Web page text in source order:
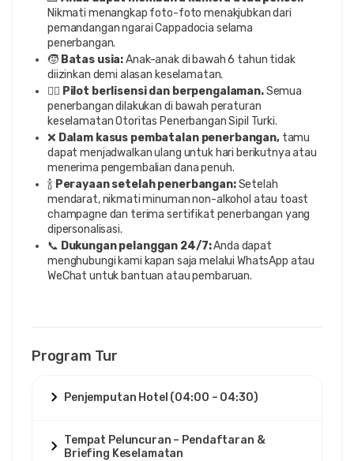
Nikmati menangkap foto-foto menakjubkan dari
pemandangan ngarai Cappadocia selama
penerbangan.
🧒 Batas usia:Anak-anak di bawah 6 tahun tidak
diizinkan demi alasan keselamatan.
🧑‍✈️ Pilot berlisensi dan berpengalaman.Semua
penerbangan dilakukan di bawah peraturan
keselamatan Otoritas Penerbangan Sipil Turki.
❌ Dalam kasus pembatalan penerbangan,tamu
dapat menjadwalkan ulang untuk hari berikutnya atau
menerima pengembalian dana penuh.
🍾 Perayaan setelah penerbangan:Setelah
mendarat, nikmati minuman non-alkohol atau toast
champagne dan terima sertifikat penerbangan yang
dipersonalisasi.
📞 Dukungan pelanggan 24/7:Anda dapat
menghubungi kami kapan saja melalui WhatsApp atau
WeChat untuk bantuan atau pembaruan.
Program Tur
Penjemputan Hotel (04:00 – 04:30)
Tempat Peluncuran – Pendaftaran &
Briefing Keselamatan